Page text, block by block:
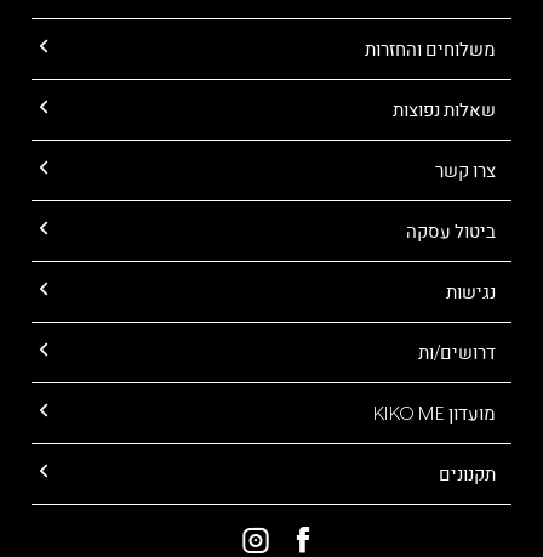
משלוחים והחזרות
שאלות נפוצות
צרו קשר
ביטול עסקה
נגישות
דרושים/ות
מועדון KIKO ME
תקנונים